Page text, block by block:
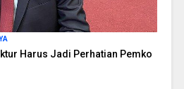
Harus Jadi Perhatian Pemko